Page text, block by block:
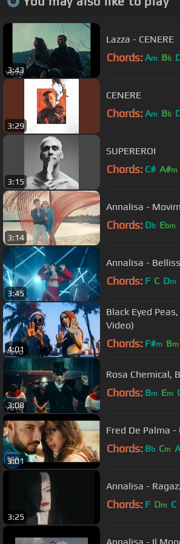
3:43
Lazza - CENERE
Chords: Am Bb
3:29
CENERE
Chords: Am Bb
3:15
SUPEREROI
Chords: C# A#m
3:14
Annalisa -
Chords: Db Ebm
3:45
Annalisa -
Chords: F C Dm
4:01
Black Eyed
Video)
Chords: F#m Bm
3:08
Rosa Chemical,
Chords: Bm Em
3:01
Fred De Palma
Chords: Bb Cm A
3:25
Annalisa -
Chords: F Dm C